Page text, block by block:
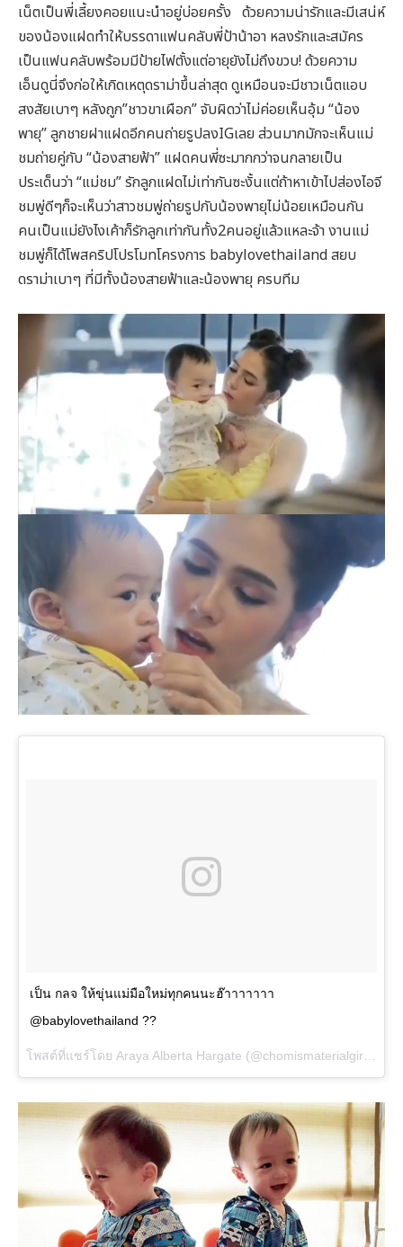
เน็ตเป็นพี่เลี้ยงคอยแนะนำอยู่บ่อยครั้ง ด้วยความน่ารักและมีเสน่ห์
ของน้องแฝดทำให้บรรดาแฟนคลับพี่ป้าน้าอา หลงรักและสมัคร
เป็นแฟนคลับพร้อมมีป้ายไฟตั้งแต่อายุยังไม่ถึงขวบ! ด้วยความ
เอ็นดูนี่จึงก่อให้เกิดเหตุดราม่าขึ้นล่าสุด ดูเหมือนจะมีชาวเน็ตแอบ
สงสัยเบาๆ หลังถูก”ชาวขาเผือก” จับผิดว่าไม่ค่อยเห็นอุ้ม “น้อง
พายุ” ลูกชายฝาแฝดอีกคนถ่ายรูปลงIGเลย ส่วนมากมักจะเห็นแม่
ชมถ่ายคู่กับ “น้องสายฟ้า” แฝดคนพี่ซะมากกว่าจนกลายเป็น
ประเด็นว่า “แม่ชม” รักลูกแฝดไม่เท่ากันซะงั้นแต่ถ้าหาเข้าไปส่องไอจี
ชมพู่ดีๆก็จะเห็นว่าสาวชมพู่ถ่ายรูปกับน้องพายุไม่น้อยเหมือนกัน
คนเป็นแม่ยังไงเค้าก็รักลูกเท่ากันทั้ง2คนอยู่แล้วแหละจ้า งานแม่
ชมพู่ก็ได้โพสคริปโปรโมทโครงการ babylovethailand สยบ
ดราม่าเบาๆ ที่มีทั้งน้องสายฟ้าและน้องพายุ ครบทีม
เป็น กลจ ให้ขุ่นแม่มือใหม่ทุกคนนะฮ๊าาาาาาา
@babylovethailand ??
โพสต์ที่แชร์โดย Araya Alberta Hargate (@chomismaterialgirl) เมื่อ